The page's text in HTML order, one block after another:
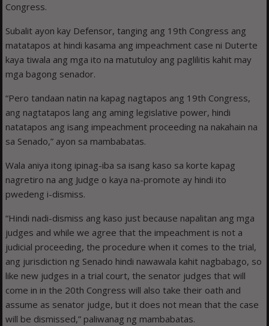
Congress.
Subalit ayon kay Defensor, tanging ang 19th Congress ang
matatapos at hindi kasama ang impeachment case ni Duterte
kaya tiwala ang mga ito na matutuloy ang paglilitis kahit may
mga bagong senador.
“Pero tandaan natin na kapag nagtapos ang 19th Congress,
ang nagtatapos lang ang aming legislative power, hindi
natatapos ang isang impeachment proceeding na nakahain na
sa Senado,” ayon sa mambabatas.
Wala aniya itong ipinag-iba sa isang kaso sa korte kapag
nagretiro na ang Judge o kaya na-promote ay hindi ito
pwedeng i-dismiss.
“Hindi nadi-dismiss ang kaso just because napalitan ang mga
judges and while we agree that the impeachment is not a
judicial proceeding, the procedure when it comes to the trial,
ang jurisdiction ng Senado hindi nawawala kahit nagbabago, so
like new judges in a trial court, the senator judges that will
come in in the 20th Congress will also take their oath and
assume as senator judge, but it does not mean that the case
will be dismissed,” paliwanag ng mambabatas.